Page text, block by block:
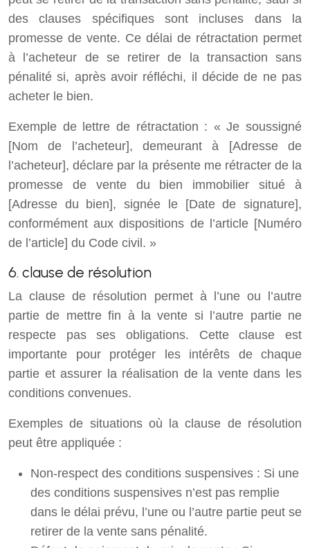
des clauses spécifiques sont incluses dans la
promesse de vente. Ce délai de rétractation permet
à l’acheteur de se retirer de la transaction sans
pénalité si, après avoir réfléchi, il décide de ne pas
acheter le bien.
Exemple de lettre de rétractation : « Je soussigné
[Nom de l’acheteur], demeurant à [Adresse de
l’acheteur], déclare par la présente me rétracter de la
promesse de vente du bien immobilier situé à
[Adresse du bien], signée le [Date de signature],
conformément aux dispositions de l’article [Numéro
de l’article] du Code civil. »
6. clause de résolution
La clause de résolution permet à l’une ou l’autre
partie de mettre fin à la vente si l’autre partie ne
respecte pas ses obligations. Cette clause est
importante pour protéger les intérêts de chaque
partie et assurer la réalisation de la vente dans les
conditions convenues.
Exemples de situations où la clause de résolution
peut être appliquée :
Non-respect des conditions suspensives : Si une
des conditions suspensives n’est pas remplie
dans le délai prévu, l’une ou l’autre partie peut se
retirer de la vente sans pénalité.